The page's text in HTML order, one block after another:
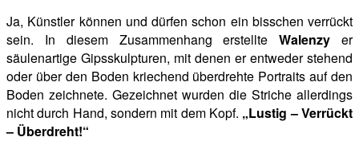
Ja, Künstler können und dürfen schon ein bisschen verrückt
sein. In diesem Zusammenhang erstellteWalenzy er
säulenartige Gipsskulpturen, mit denen er entweder stehend
oder über den Boden kriechend überdrehte Portraits auf den
Boden zeichnete. Gezeichnet wurden die Striche allerdings
nicht durch Hand, sondern mit dem Kopf. „Lustig – Verrückt
– Überdreht!“